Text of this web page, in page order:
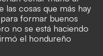
las cosas que más hay
formar buenos
no se está haciendo
el hondureño